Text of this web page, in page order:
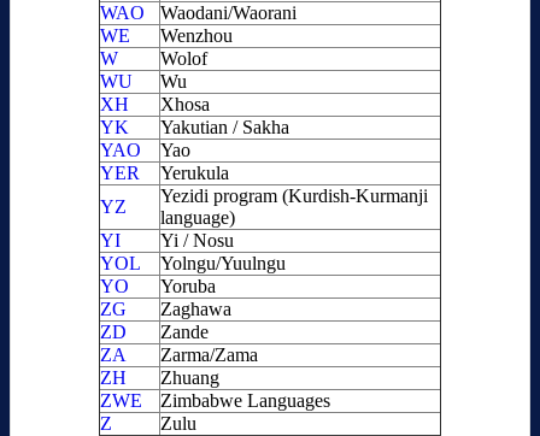
WAO
Waodani/Waorani
WE
Wenzhou
W
Wolof
WU
Wu
XH
Xhosa
YK
Yakutian / Sakha
YAO
Yao
YER
Yerukula
YZ
Yezidi program (Kurdish-Kurmanji
language)
YI
Yi / Nosu
YOL
Yolngu/Yuulngu
YO
Yoruba
ZG
Zaghawa
ZD
Zande
ZA
Zarma/Zama
ZH
Zhuang
ZWE
Zimbabwe Languages
Z
Zulu